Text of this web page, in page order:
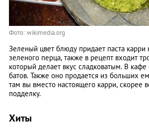
Фото: wikimedia.org
Зеленый цвет блюду придает паста
зеленого перца, также в рецепт входит
который делает вкус сладковатым. В
батов. Также оно продается из больших
там вы вместо настоящего карри, скорее
подделку.
Хиты